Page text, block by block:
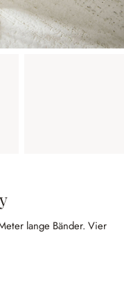
lange Bänder. Vier